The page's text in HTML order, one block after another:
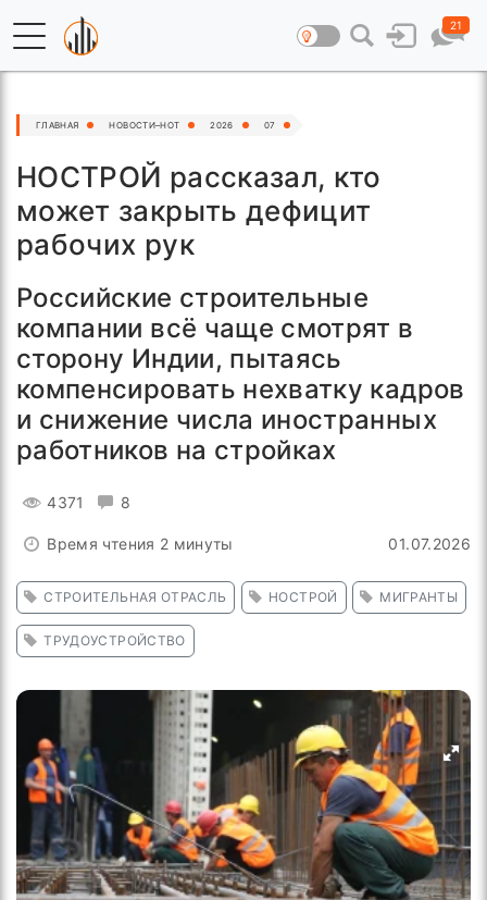
21
ГЛАВНАЯ НОВОСТИ–HOT 2026 07
НОСТРОЙ рассказал, кто
может закрыть дефицит
рабочих рук
Российские строительные
компании всё чаще смотрят в
сторону Индии, пытаясь
компенсировать нехватку кадров
и снижение числа иностранных
работников на стройках
4371 8
Время чтения 2 минуты 01.07.2026
СТРОИТЕЛЬНАЯ ОТРАСЛЬ НОСТРОЙ МИГРАНТЫ
ТРУДОУСТРОЙСТВО